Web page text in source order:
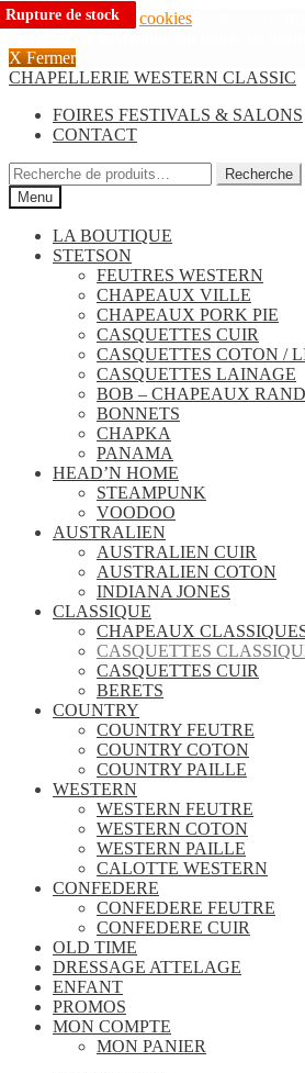
Nous utilisons des cookies pour vous
X Fermer
Aller
navigation
Aller
contenu
CHAPELLERIE WESTERN CLASSIC
FOIRES FESTIVALS & SALONS
CONTACT
Recherche
pour :
Recherche
Menu
LA BOUTIQUE
STETSON
FEUTRES WESTERN
CHAPEAUX VILLE
CHAPEAUX PORK PIE
CASQUETTES CUIR
CASQUETTES COTON /
CASQUETTES LAINAGE
BOB – CHAPEAUX
BONNETS
CHAPKA
PANAMA
HEAD’N HOME
STEAMPUNK
VOODOO
AUSTRALIEN
AUSTRALIEN CUIR
AUSTRALIEN COTON
INDIANA JONES
CLASSIQUE
CHAPEAUX
CASQUETTES
CASQUETTES CUIR
BERETS
COUNTRY
COUNTRY FEUTRE
COUNTRY COTON
COUNTRY PAILLE
WESTERN
WESTERN FEUTRE
WESTERN COTON
WESTERN PAILLE
CALOTTE WESTERN
CONFEDERE
CONFEDERE FEUTRE
CONFEDERE CUIR
OLD TIME
DRESSAGE ATTELAGE
ENFANT
PROMOS
MON COMPTE
MON PANIER
Rupture de stock
Rupture de stock
Rupture de stock
Rupture de stock
Rupture de stock
Rupture de stock